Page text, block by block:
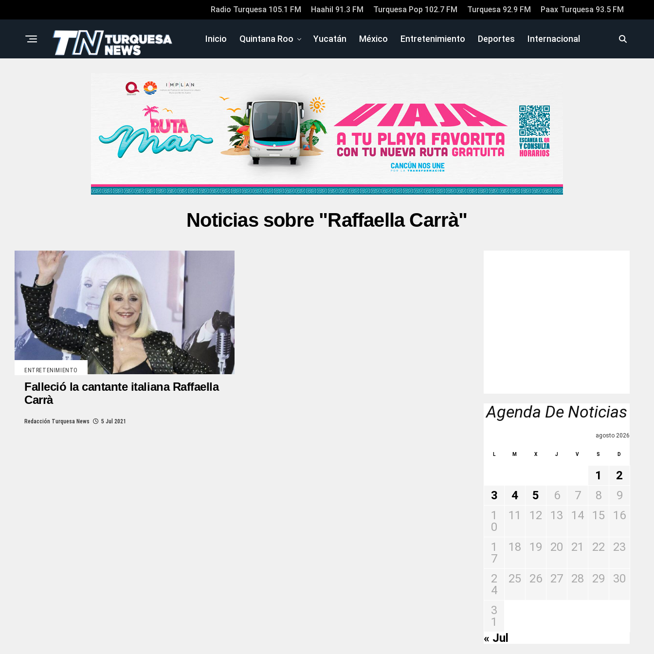
Radio Turquesa 105.1 FM Haahil 91.3 FM Turquesa Pop 102.7 FM Turquesa 92.9 FM Paax Turquesa 93.5 FM
Inicio Quintana Roo Yucatán México Entretenimiento Deportes Internacional
Noticias sobre "Raffaella Carrà"
ENTRETENIMIENTO
Falleció la cantante italiana Raffaella
Carrà
Redacción Turquesa News 5 Jul 2021 Agenda De Noticias
agosto 2026
L M X J V S D
1
2
3
4 5 6 7 8
9
1
0
11 12 13 14 15 16
1
7
18 19 20 21 22 23
2
4
25 26 27 28 29 30
3
1
« Jul